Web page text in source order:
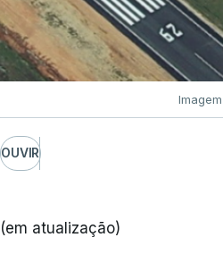
OUVIR
(em atualização)